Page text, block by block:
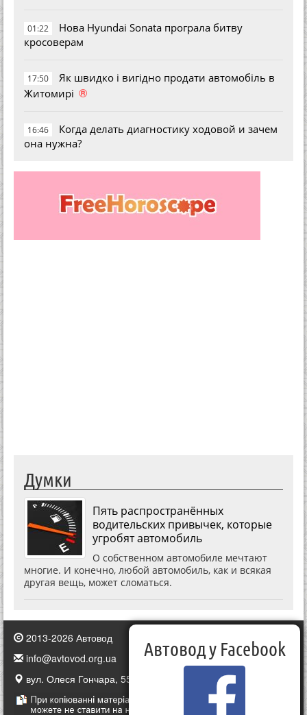
01:22
Нова Hyundai Sonata програла битву
кросоверам
17:50
Як швидко і вигідно продати автомобіль в
Житомирі ®
16:46
Когда делать диагностику ходовой и зачем
она нужна?
Думки
Пять распространённых
водительских привычек, которые
угробят автомобиль
О собственном автомобиле мечтают
многие. И конечно, любой автомобиль, как и всякая
другая вещь, может сломаться.
2013-2026 Автовод
info@avtovod.org.ua
вул. Олеся Гончара, 55, Київ, Україна
Автовод у Facebook